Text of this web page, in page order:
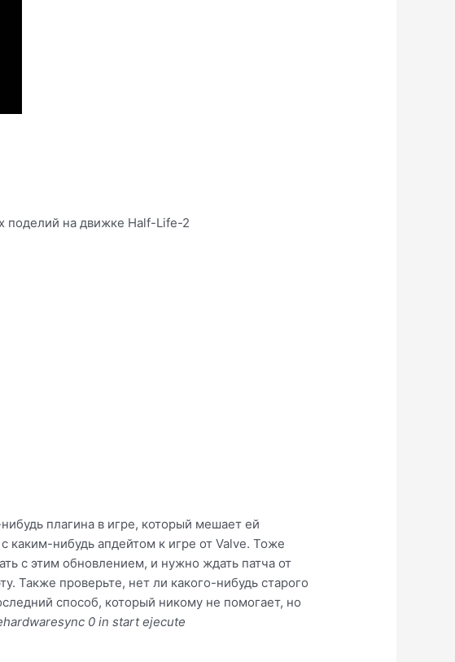
поделий на движке Half-Life-2
плагина в игре, который мешает ей
каким-нибудь апдейтом к игре от Valve. Тоже
с этим обновлением, и нужно ждать патча от
Также проверьте, нет ли какого-нибудь старого
способ, который никому не помогает, но
0 in start ejecute